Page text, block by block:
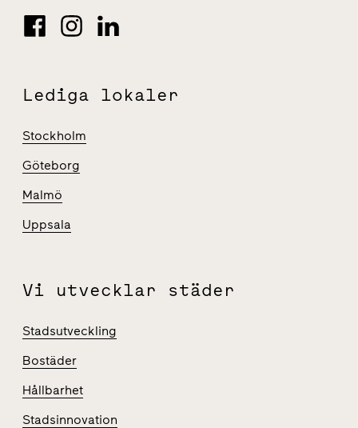
Lediga lokaler
Stockholm
Göteborg
Malmö
Uppsala
Vi utvecklar städer
Stadsutveckling
Bostäder
Hållbarhet
Stadsinnovation